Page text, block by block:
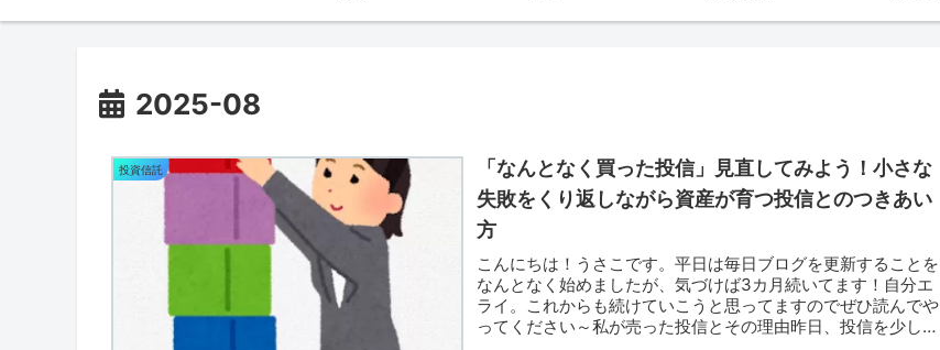
2025-08
投資信託
「なんとなく買った投信」見直してみよう！小さな
失敗をくり返しながら資産が育つ投信とのつきあい
方
こんにちは！うさこです。平日は毎日ブログを更新することを
なんとなく始めましたが、気づけば3カ月続いてます！自分エ
ライ。これからも続けていこうと思ってますのでぜひ読んでや
ってください～私が売った投信とその理由昨日、投信を少し売